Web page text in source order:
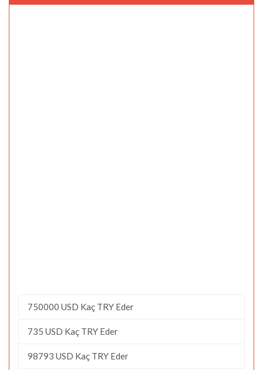
750000 USD Kaç TRY Eder
735 USD Kaç TRY Eder
98793 USD Kaç TRY Eder